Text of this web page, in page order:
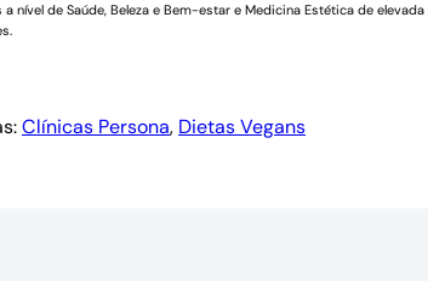
de Saúde, Beleza e Bem-estar e Medicina Estética de
Clínicas Persona, Dietas Vegans